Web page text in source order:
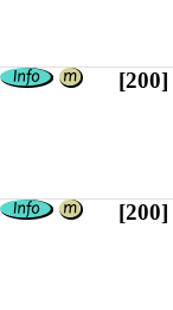
[200]
[200]